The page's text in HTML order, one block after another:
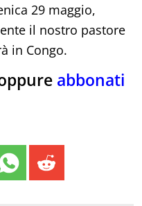
29 maggio,
il nostro pastore
in Congo.
abbonati